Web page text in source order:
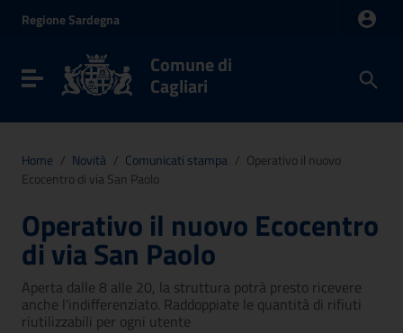
Vai al menu di navigazione
RegioneSardegna
Toggle navigation Comune di
Cagliari
Home / Novità / Comunicati stampa / Operativo il nuovo
Ecocentro di via San Paolo
Operativo il nuovo Ecocentro
di via San Paolo
Aperta dalle 8 alle 20, la struttura potrà presto ricevere
anche l'indifferenziato. Raddoppiate le quantità di rifiuti
riutilizzabili per ogni utente